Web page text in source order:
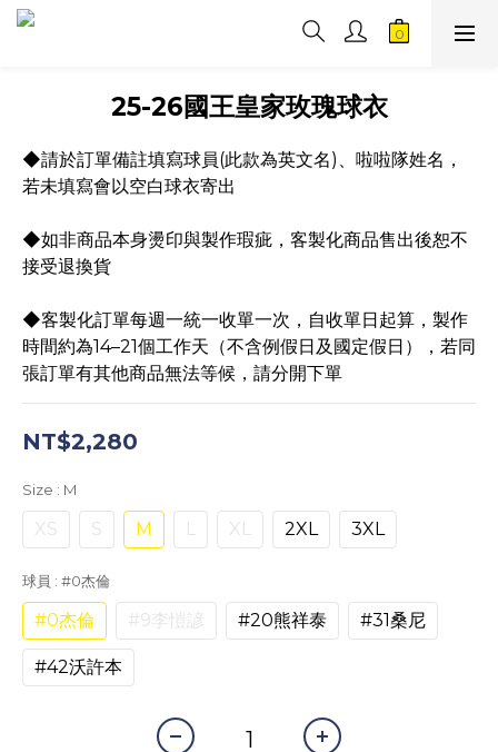
25-26國王皇家玫瑰球衣
◆請於訂單備註填寫球員(此款為英文名)、啦啦隊姓名，
若未填寫會以空白球衣寄出
◆如非商品本身燙印與製作瑕疵，客製化商品售出後恕不
接受退換貨
◆客製化訂單每週一統一收單一次，自收單日起算，製作
時間約為14–21個工作天（不含例假日及國定假日），若同
張訂單有其他商品無法等候，請分開下單
NT$2,280
Size : M
XS S M L XL 2XL 3XL
球員 : #0杰倫
#0杰倫 #9李愷諺 #20熊祥泰 #31桑尼
#42沃許本